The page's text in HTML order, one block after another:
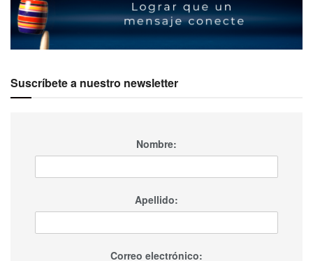
Suscríbete a nuestro newsletter
Nombre:
Apellido:
Correo electrónico: